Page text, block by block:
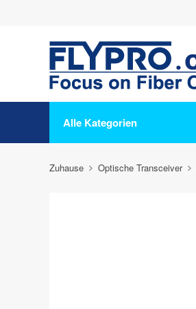
Alle Kategorien
Zuhause Optische Transceiver